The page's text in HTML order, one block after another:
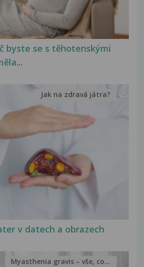
byste se s těhotenskými
v datech a obrazech
Jak na zdravá játra?
Myasthenia gravis – vše, co...